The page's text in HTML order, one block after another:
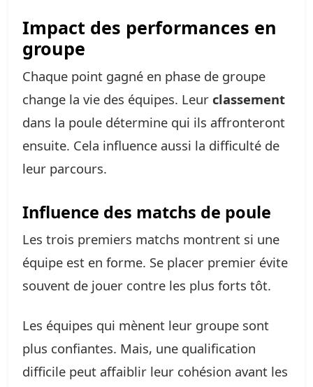
Impact des performances en
groupe
Chaque point gagné en phase de groupe
change la vie des équipes. Leur classement
dans la poule détermine qui ils affronteront
ensuite. Cela influence aussi la difficulté de
leur parcours.
Influence des matchs de poule
Les trois premiers matchs montrent si une
équipe est en forme. Se placer premier évite
souvent de jouer contre les plus forts tôt.
Les équipes qui mènent leur groupe sont
plus confiantes. Mais, une qualification
difficile peut affaiblir leur cohésion avant les